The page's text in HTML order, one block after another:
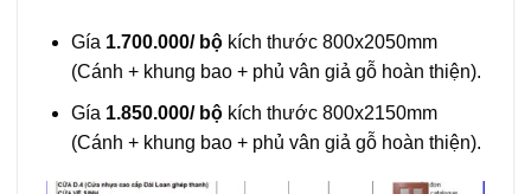
Gía 1.700.000/ bộkích thước 800x2050mm
(Cánh + khung bao + phủ vân giả gỗ hoàn thiện).
Gía 1.850.000/ bộkích thước 800x2150mm
(Cánh + khung bao + phủ vân giả gỗ hoàn thiện).